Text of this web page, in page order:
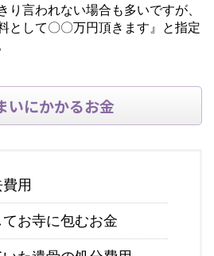
り言われない場合も多いですが、
として〇〇万円頂きます』と指定
いにかかるお金
用
お寺に包むお金